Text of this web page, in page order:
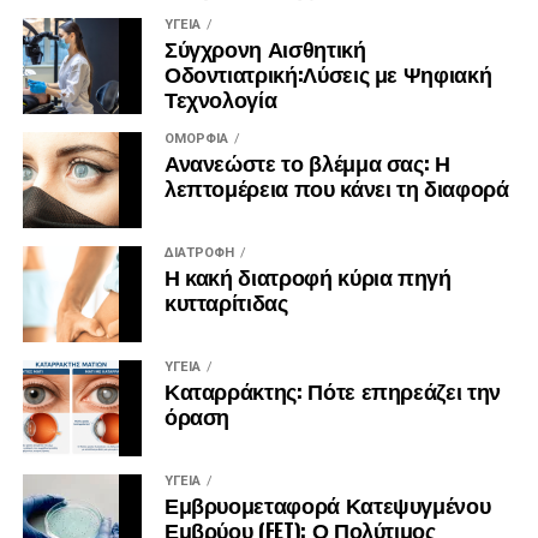
Πηγή:https://zoumeoraia.okmarkets.gr/skepseis-gia-
mia-kalyteri-zoi/
ΥΓΕΊΑ
Σύγχρονη Αισθητική
Οδοντιατρική:Λύσεις με Ψηφιακή
Τεχνολογία
ΟΜΟΡΦΙΆ
Ανανεώστε το βλέμμα σας: Η
λεπτομέρεια που κάνει τη διαφορά
ΔΙΑΤΡΟΦΉ
Η κακή διατροφή κύρια πηγή
κυτταρίτιδας
ΥΓΕΊΑ
Καταρράκτης: Πότε επηρεάζει την
όραση
ΥΓΕΊΑ
Εμβρυομεταφορά Κατεψυγμένου
Εμβρύου (FET): Ο Πολύτιμος